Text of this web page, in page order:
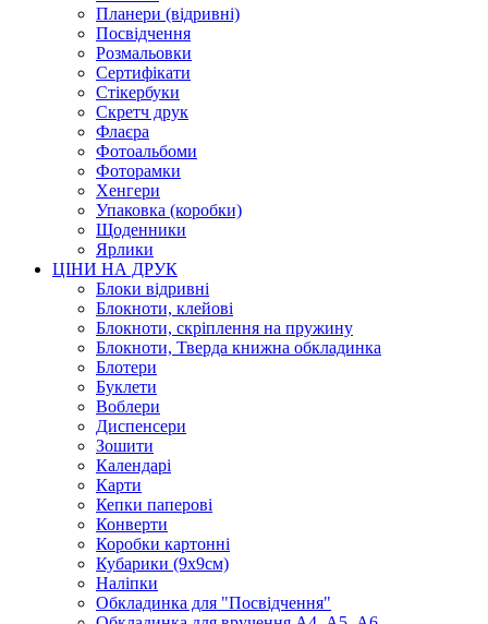
Планери (відривні)
Посвідчення
Розмальовки
Сертифікати
Стікербуки
Скретч друк
Флаєра
Фотоальбоми
Фоторамки
Хенгери
Упаковка (коробки)
Щоденники
Ярлики
ЦІНИ НА ДРУК
Блоки відривні
Блокноти, клейові
Блокноти, скріплення на пружину
Блокноти, Тверда книжна обкладинка
Блотери
Буклети
Воблери
Диспенсери
Зошити
Календарі
Карти
Кепки паперові
Конверти
Коробки картонні
Кубарики (9х9см)
Наліпки
Обкладинка для "Посвідчення"